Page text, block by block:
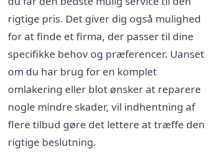
rigtige pris. Det giver dig også mulighed
for at finde et firma, der passer til dine
specifikke behov og præferencer. Uanset
om du har brug for en komplet
omlakering eller blot ønsker at reparere
nogle mindre skader, vil indhentning af
flere tilbud gøre det lettere at træffe den
rigtige beslutning.